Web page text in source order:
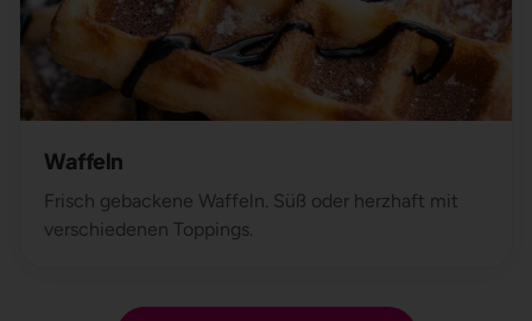
Waffeln
Frisch gebackene Waffeln. Süß oder herzhaft mit
verschiedenen Toppings.